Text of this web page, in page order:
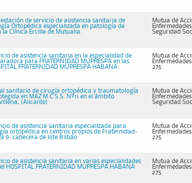
de servicio de asistencia sanitaria de
Ortopédica especializada en patología de
Clínica Ercilla de Mutualia.
Mutua de
Seguridad
de asistencia sanitaria en la especialidad de
para FRATERNIDAD MUPRESPA en las
FRATERNIDAD MUPRESPA HABANA
Mutua de
275
sanitario de cirugía ortopédica y traumatología
en MAZ M.C.S.S. Nº11 en el ámbito
(Alicante)
Mutua de
Seguridad
de asistencia sanitaria especializada para
ortopédica en centros propios de Fraternidad-
9: cabecera de lote Bilbao
Mutua de
275
de asistencia sanitaria en varias especialidades
HOSPITAL FRATERNIDAD MUPRESPA HABANA
Mutua de
275